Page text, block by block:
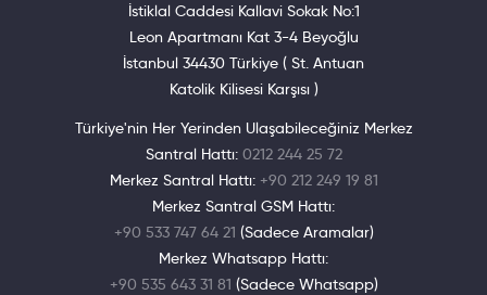
İstiklal Caddesi Kallavi Sokak No:1
Leon Apartmanı Kat 3-4 Beyoğlu
İstanbul 34430 Türkiye ( St. Antuan
Katolik Kilisesi Karşısı )
Türkiye'nin Her Yerinden Ulaşabileceğiniz Merkez
Santral Hattı: 0212 244 25 72
Merkez Santral Hattı: +90 212 249 19 81
Merkez Santral GSM Hattı:
+90 533 747 64 21 (Sadece Aramalar)
Merkez Whatsapp Hattı:
+90 535 643 31 81 (Sadece Whatsapp)